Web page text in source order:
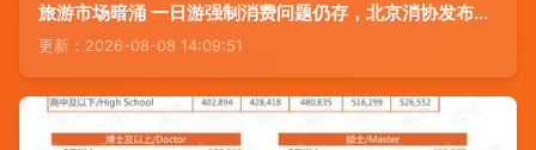
旅游市场暗涌 一日游强制消费问题仍存，北京消协发布监测报告
更新：2026-08-08 14:09:51